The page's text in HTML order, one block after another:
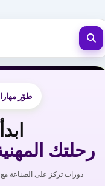
طوّر
ابدأ
رحلتك
دورات تركز على الصناعة